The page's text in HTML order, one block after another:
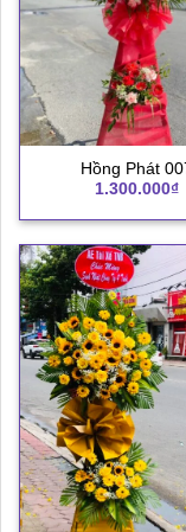
Hồng Phát
1.300.000₫